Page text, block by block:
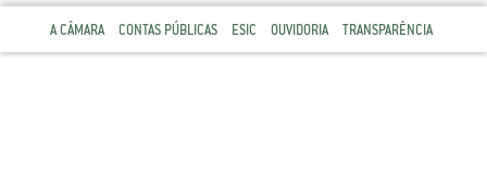
A CÂMARA CONTAS PÚBLICAS ESIC OUVIDORIA TRANSPARÊNCIA